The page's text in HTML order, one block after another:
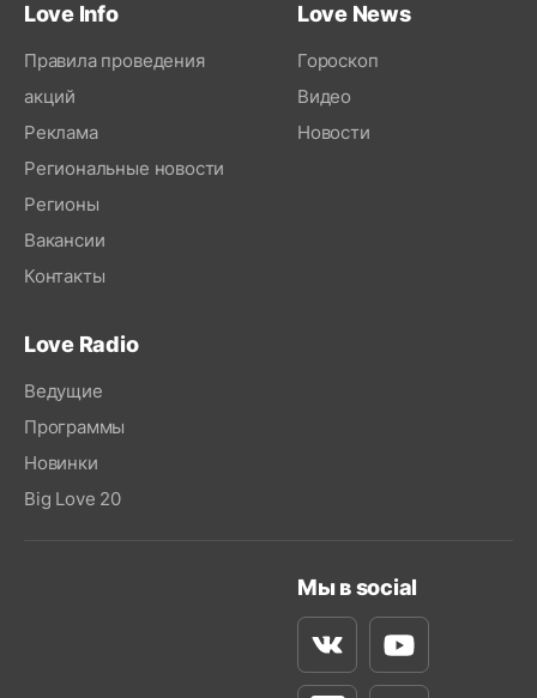
Love Info
Правила проведения
акций
Реклама
Региональные новости
Регионы
Вакансии
Контакты
Love News
Гороскоп
Видео
Новости
Love Radio
Ведущие
Программы
Новинки
Big Love 20
Мы в social
ВконтактеYoutube